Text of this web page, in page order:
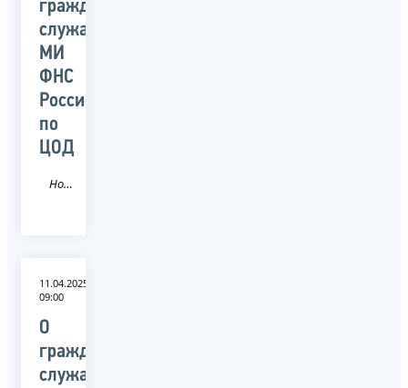
гражданских
служащих
МИ
ФНС
России
по
ЦОД
Новость
11.04.2025
09:00
О
гражданских
служащих,